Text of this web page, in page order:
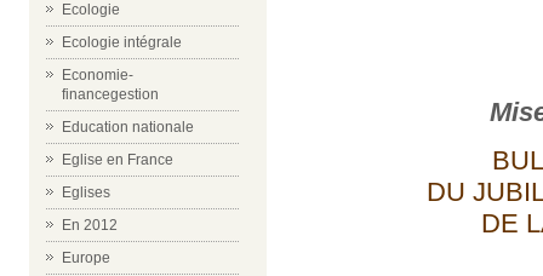
Ecologie
Ecologie intégrale
Economie-
financegestion
Education nationale
Eglise en France
Eglises
En 2012
Europe
DU
DE